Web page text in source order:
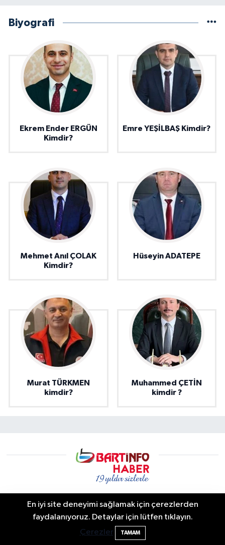
Biyografi
Ekrem Ender ERGÜN
Kimdir?
Emre YEŞİLBAŞ Kimdir?
Mehmet Anıl ÇOLAK
Kimdir?
Hüseyin ADATEPE
Murat TÜRKMEN
kimdir?
Muhammed ÇETİN
kimdir ?
Bartın info | Bartın Son Dakika Haberleri ve Şehir Rehberi
Bartın’da yaşanan son dakika gelişmeleri, trafik kazaları,
yerel gündem, resmi duyurular ve şehir yaşamına dair
En iyi site deneyimi sağlamak için çerezlerden
faydalanıyoruz. Detaylar için lütfen tıklayın.
Çerezler
TAMAM
2 Buzağı Hediyeli Bal Festivalinde Hande
Ünsal Sahne Alacak